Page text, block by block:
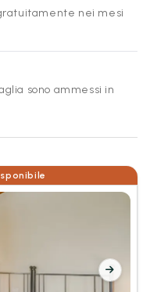
nei mesi
sono ammessi in